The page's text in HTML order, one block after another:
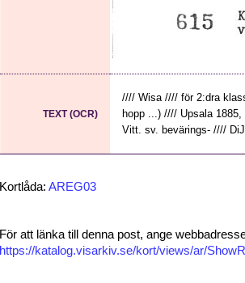
TEXT (OCR)
//// Wisa //// för 2:dra
hopp ...) //// Upsala
Vitt. sv. bevärings- ////
Kortlåda: AREG03
För att länka till denna post, ange
https://katalog.visarkiv.se/kort/views/ar/